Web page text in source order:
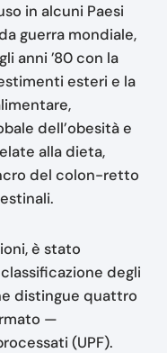
in alcuni Paesi
guerra mondiale,
anni ’80 con la
esteri e la
dell’obesità e
alla dieta,
del colon-retto
è stato
degli
distingue quattro
—
(UPF).